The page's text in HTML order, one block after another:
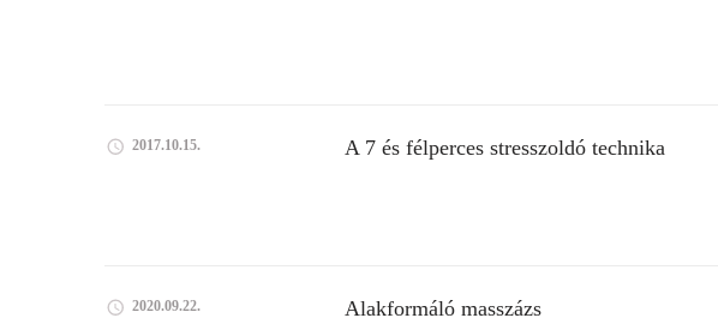
2017.10.15. A 7 és félperces stresszoldó technika
2020.09.22. Alakformáló masszázs